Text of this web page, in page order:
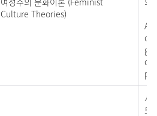
Culture Theories)
of
사
토